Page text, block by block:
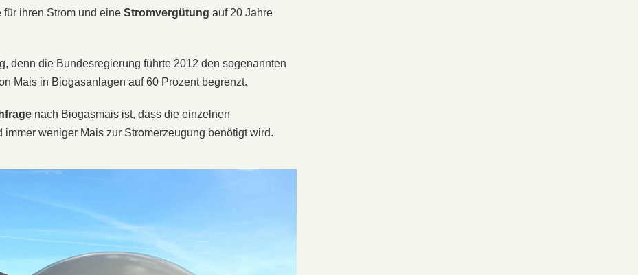
ihren Strom und eine Stromvergütung auf 20 Jahre
denn die Bundesregierung führte 2012 den sogenannten
Mais in Biogasanlagen auf 60 Prozent begrenzt.
nach Biogasmais ist, dass die einzelnen
weniger Mais zur Stromerzeugung benötigt wird.